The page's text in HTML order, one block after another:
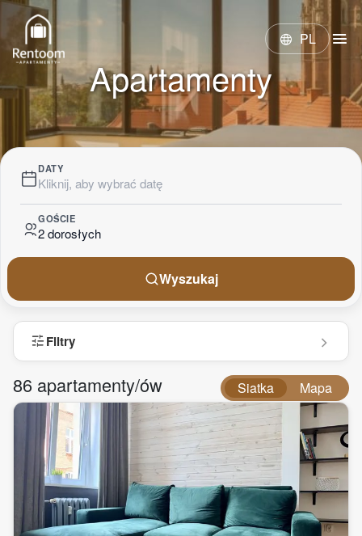
language PL menu
Apartamenty
DATY
Kliknij, aby wybrać datę
GOŚCIE
2 dorosłych
Wyszukaj
tuneFiltry
86 apartamenty/ów Siatka Mapa